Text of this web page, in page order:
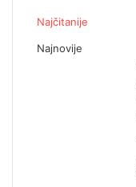
Najčitanije
Najnovije